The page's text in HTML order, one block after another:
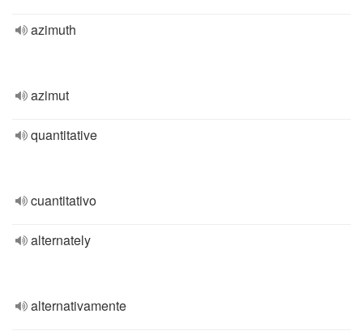
azimuth
azimut
quantitative
cuantitativo
alternately
alternativamente